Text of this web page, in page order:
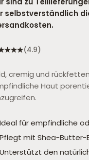
selbstverständlich
(4.9)
cremig und
Haut
Ideal für empfindliche
Pflegt mit Shea-Butter-
Unterstützt den